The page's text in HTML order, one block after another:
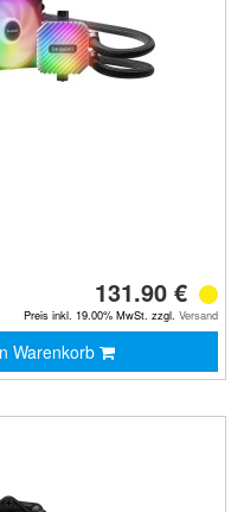
131.90 €
Preis inkl. 19.00% MwSt. zzgl. Versand
Warenkorb